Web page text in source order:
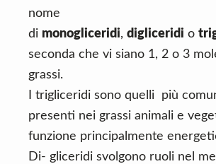
nome
di monogliceridi, digliceridi o
seconda che vi siano 1, 2 o 3
grassi.
I trigliceridi sono quelli più
presenti nei grassi animali e
funzione principalmente
Di- gliceridi svolgono ruoli nel